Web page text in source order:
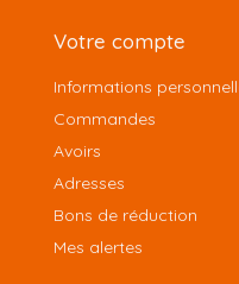
Votre compte
Informations
Commandes
Avoirs
Adresses
Bons de réduction
Mes alertes